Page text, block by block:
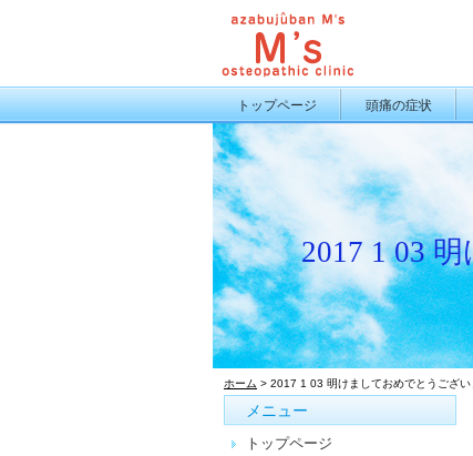
トップページ 頭痛の症状
2017 1 03
ホーム > 2017 1 03 明けましておめでとうござい
メニュー
トップページ